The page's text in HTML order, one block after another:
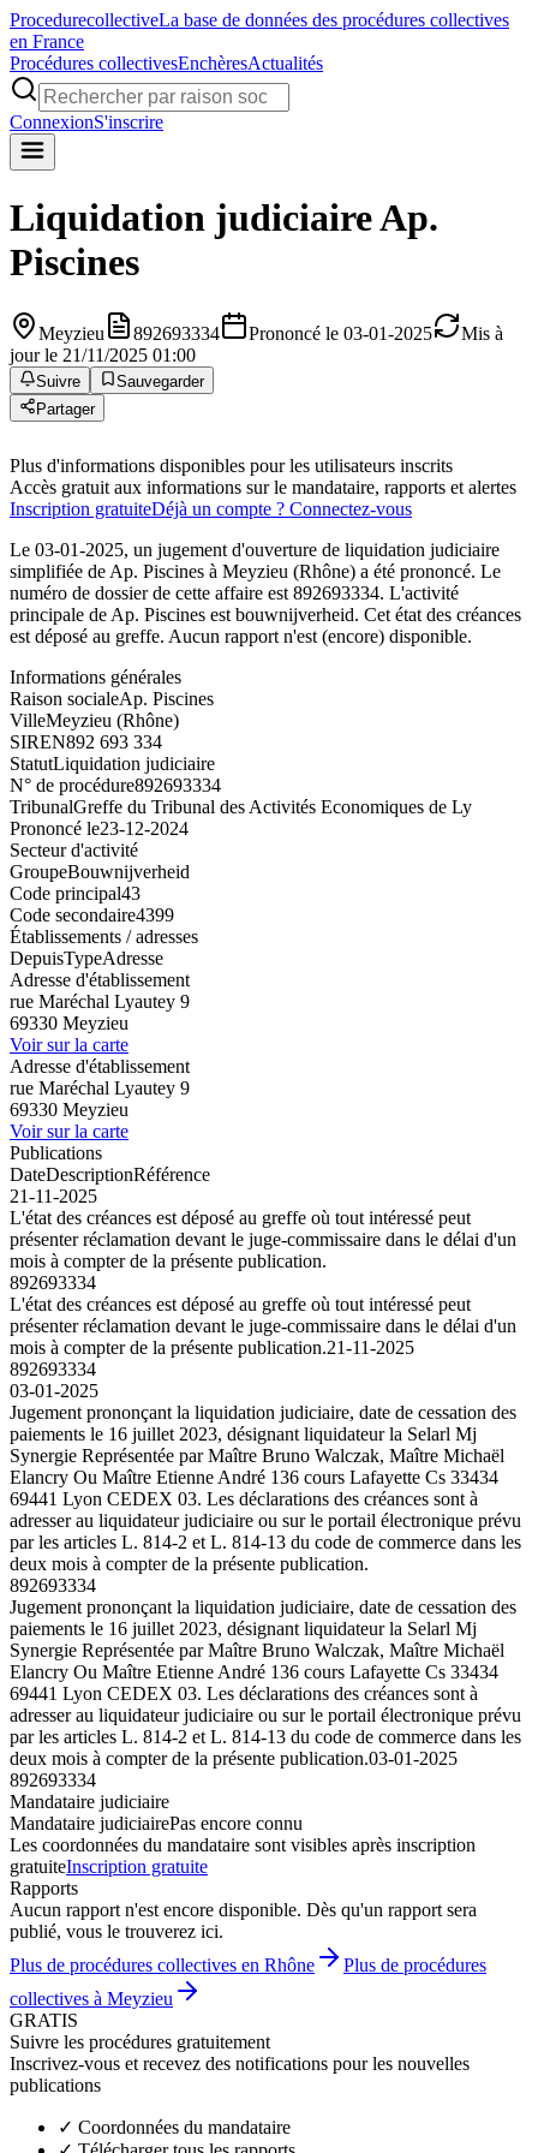
ProcedurecollectiveLa base de données des procédures collectives
en France
Procédures collectivesEnchèresActualités
ConnexionS'inscrire
Liquidation judiciaireAp.
Piscines
Meyzieu 892693334 Prononcé le 03-01-2025
Mis à
jour le 21/11/2025 01:00
Suivre
Sauvegarder
Partager
Plus d'informations disponibles pour les utilisateurs inscrits
Accès gratuit aux informations sur le mandataire, rapports et alertes
Inscription gratuiteDéjà un compte ? Connectez-vous
Le 03-01-2025, un jugement d'ouverture de liquidation judiciaire
simplifiée de Ap. Piscines à Meyzieu (Rhône) a été prononcé. Le
numéro de dossier de cette affaire est 892693334. L'activité
principale de Ap. Piscines est bouwnijverheid. Cet état des créances
est déposé au greffe. Aucun rapport n'est (encore) disponible.
Informations générales
Raison socialeAp. Piscines
VilleMeyzieu (Rhône)
SIREN892 693 334
StatutLiquidation judiciaire
N° de procédure892693334
TribunalGreffe du Tribunal des Activités Economiques de Ly
Prononcé le23-12-2024
Secteur d'activité
GroupeBouwnijverheid
Code principal43
Code secondaire4399
Établissements / adresses
DepuisTypeAdresse
Adresse d'établissement
rue Maréchal Lyautey 9
69330 Meyzieu
Voir sur la carte
Adresse d'établissement
rue Maréchal Lyautey 9
69330 Meyzieu
Voir sur la carte
Publications
DateDescriptionRéférence
21-11-2025
L'état des créances est déposé au greffe où tout intéressé peut
présenter réclamation devant le juge-commissaire dans le délai d'un
mois à compter de la présente publication.
892693334
L'état des créances est déposé au greffe où tout intéressé peut
présenter réclamation devant le juge-commissaire dans le délai d'un
mois à compter de la présente publication.21-11-2025
892693334
03-01-2025
Jugement prononçant la liquidation judiciaire, date de cessation des
paiements le 16 juillet 2023, désignant liquidateur la Selarl Mj
Synergie Représentée par Maître Bruno Walczak, Maître Michaël
Elancry Ou Maître Etienne André 136 cours Lafayette Cs 33434
69441 Lyon CEDEX 03. Les déclarations des créances sont à
adresser au liquidateur judiciaire ou sur le portail électronique prévu
par les articles L. 814-2 et L. 814-13 du code de commerce dans les
deux mois à compter de la présente publication.
892693334
Jugement prononçant la liquidation judiciaire, date de cessation des
paiements le 16 juillet 2023, désignant liquidateur la Selarl Mj
Synergie Représentée par Maître Bruno Walczak, Maître Michaël
Elancry Ou Maître Etienne André 136 cours Lafayette Cs 33434
69441 Lyon CEDEX 03. Les déclarations des créances sont à
adresser au liquidateur judiciaire ou sur le portail électronique prévu
par les articles L. 814-2 et L. 814-13 du code de commerce dans les
deux mois à compter de la présente publication.03-01-2025
892693334
Mandataire judiciaire
Mandataire judiciairePas encore connu
Les coordonnées du mandataire sont visibles après inscription
gratuiteInscription gratuite
Rapports
Aucun rapport n'est encore disponible. Dès qu'un rapport sera
publié, vous le trouverez ici.
Plus de procédures collectives en Rhône
Plus de procédures
collectives à Meyzieu
GRATIS
Suivre les procédures gratuitement
Inscrivez-vous et recevez des notifications pour les nouvelles
publications
✓ Coordonnées du mandataire